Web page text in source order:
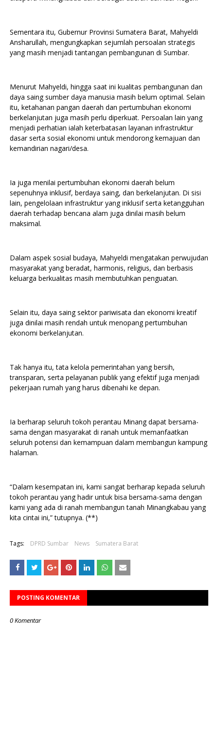
Sementara itu, Gubernur Provinsi Sumatera Barat, Mahyeldi
Ansharullah, mengungkapkan sejumlah persoalan strategis
yang masih menjadi tantangan pembangunan di Sumbar.
Menurut Mahyeldi, hingga saat ini kualitas pembangunan dan
daya saing sumber daya manusia masih belum optimal. Selain
itu, ketahanan pangan daerah dan pertumbuhan ekonomi
berkelanjutan juga masih perlu diperkuat. Persoalan lain yang
menjadi perhatian ialah keterbatasan layanan infrastruktur
dasar serta sosial ekonomi untuk mendorong kemajuan dan
kemandirian nagari/desa.
Ia juga menilai pertumbuhan ekonomi daerah belum
sepenuhnya inklusif, berdaya saing, dan berkelanjutan. Di sisi
lain, pengelolaan infrastruktur yang inklusif serta ketangguhan
daerah terhadap bencana alam juga dinilai masih belum
maksimal.
Dalam aspek sosial budaya, Mahyeldi mengatakan perwujudan
masyarakat yang beradat, harmonis, religius, dan berbasis
keluarga berkualitas masih membutuhkan penguatan.
Selain itu, daya saing sektor pariwisata dan ekonomi kreatif
juga dinilai masih rendah untuk menopang pertumbuhan
ekonomi berkelanjutan.
Tak hanya itu, tata kelola pemerintahan yang bersih,
transparan, serta pelayanan publik yang efektif juga menjadi
pekerjaan rumah yang harus dibenahi ke depan.
Ia berharap seluruh tokoh perantau Minang dapat bersama-
sama dengan masyarakat di ranah untuk memanfaatkan
seluruh potensi dan kemampuan dalam membangun kampung
halaman.
“Dalam kesempatan ini, kami sangat berharap kepada seluruh
tokoh perantau yang hadir untuk bisa bersama-sama dengan
kami yang ada di ranah membangun tanah Minangkabau yang
kita cintai ini,” tutupnya. (**)
Tags: DPRD Sumbar News Sumatera Barat
POSTING KOMENTAR
0 Komentar